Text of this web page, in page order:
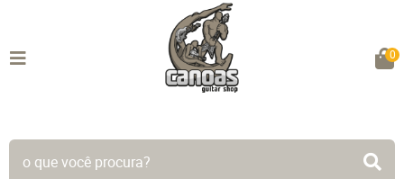
TODO SITE EM ATÉ 5X SEM JUROS!
0